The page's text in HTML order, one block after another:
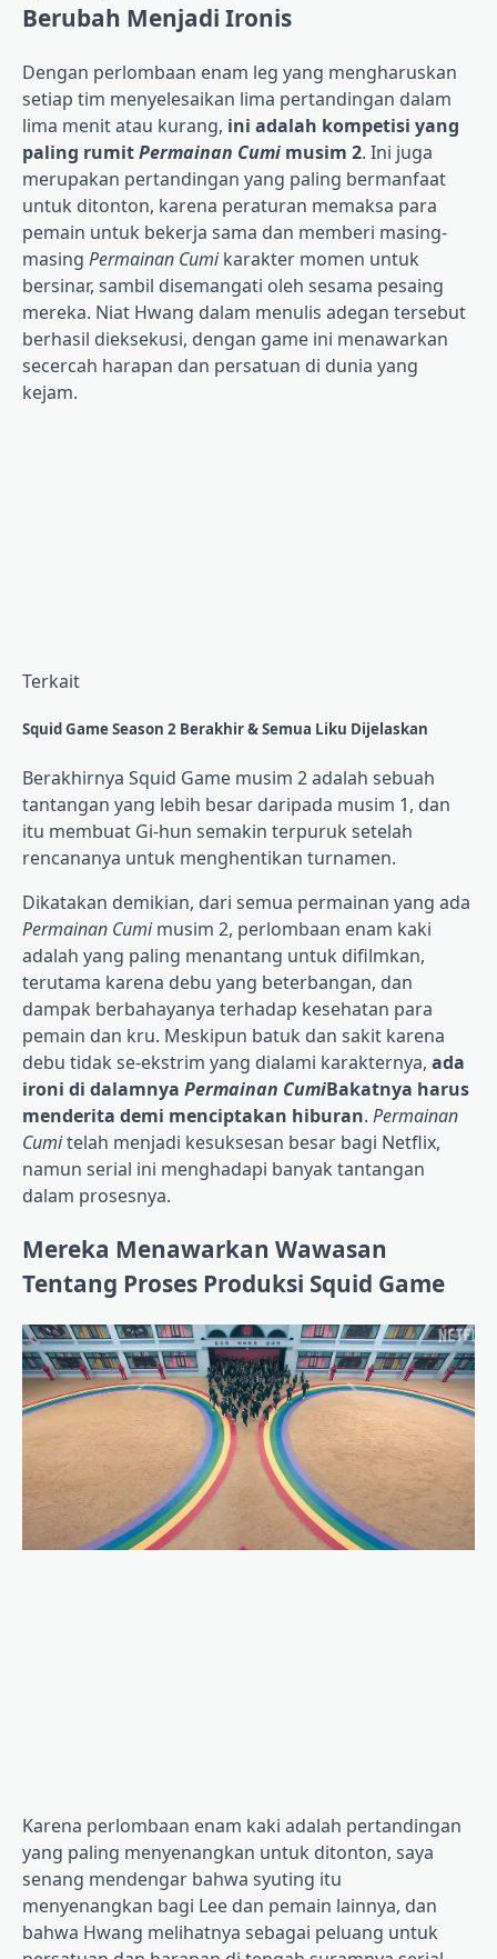
Berubah Menjadi Ironis
Dengan perlombaan enam leg yang mengharuskan
setiap tim menyelesaikan lima pertandingan dalam
lima menit atau kurang, ini adalah kompetisi yang
paling rumitPermainan Cumi musim 2. Ini juga
merupakan pertandingan yang paling bermanfaat
untuk ditonton, karena peraturan memaksa para
pemain untuk bekerja sama dan memberi masing-
masing Permainan Cumikarakter momen untuk
bersinar, sambil disemangati oleh sesama pesaing
mereka. Niat Hwang dalam menulis adegan tersebut
berhasil dieksekusi, dengan game ini menawarkan
secercah harapan dan persatuan di dunia yang
kejam.
Terkait
Squid Game Season 2 Berakhir & Semua Liku Dijelaskan
Berakhirnya Squid Game musim 2 adalah sebuah
tantangan yang lebih besar daripada musim 1, dan
itu membuat Gi-hun semakin terpuruk setelah
rencananya untuk menghentikan turnamen.
Dikatakan demikian, dari semua permainan yang ada
Permainan Cumimusim 2, perlombaan enam kaki
adalah yang paling menantang untuk difilmkan,
terutama karena debu yang beterbangan, dan
dampak berbahayanya terhadap kesehatan para
pemain dan kru. Meskipun batuk dan sakit karena
debu tidak se-ekstrim yang dialami karakternya, ada
ironi di dalamnya Permainan CumiBakatnya harus
menderita demi menciptakan hiburan. Permainan
Cumitelah menjadi kesuksesan besar bagi Netflix,
namun serial ini menghadapi banyak tantangan
dalam prosesnya.
Mereka Menawarkan Wawasan
Tentang Proses Produksi Squid Game
Karena perlombaan enam kaki adalah pertandingan
yang paling menyenangkan untuk ditonton, saya
senang mendengar bahwa syuting itu
menyenangkan bagi Lee dan pemain lainnya, dan
bahwa Hwang melihatnya sebagai peluang untuk